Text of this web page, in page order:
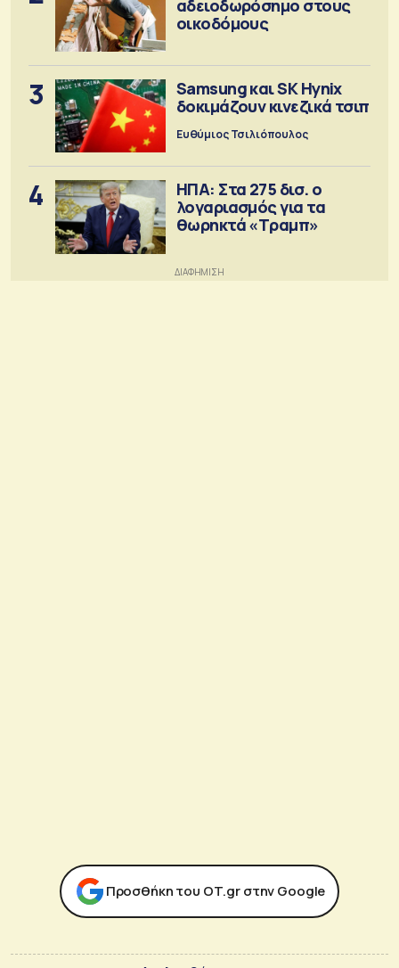
αδειοδωρόσημο στους
οικοδόμους
3
Samsung και SK Hynix
δοκιμάζουν κινεζικά τσιπ
Ευθύμιος Τσιλιόπουλος
4
ΗΠΑ: Στα 275 δισ. ο
λογαριασμός για τα
θωρηκτά «Τραμπ»
Προσθήκη του ΟΤ.gr στην Google